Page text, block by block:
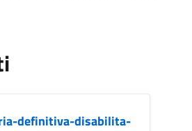
definitiva-disabilita-